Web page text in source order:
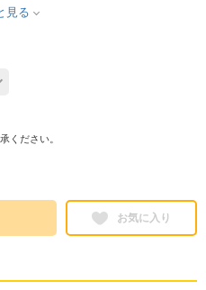
見る
ください。
お気に入り